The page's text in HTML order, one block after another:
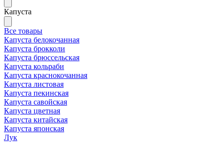
Капуста
Все товары
Капуста белокочанная
Капуста брокколи
Капуста брюссельская
Капуста кольраби
Капуста краснокочанная
Капуста листовая
Капуста пекинская
Капуста савойская
Капуста цветная
Капуста китайская
Капуста японская
Лук